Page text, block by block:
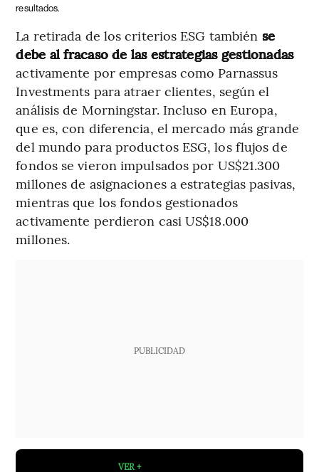
resultados.
La retirada de los criterios ESG también se
debe al fracaso de las estrategias gestionadas
activamente por empresas como Parnassus
Investments para atraer clientes, según el
análisis de Morningstar. Incluso en Europa,
que es, con diferencia, el mercado más grande
del mundo para productos ESG, los flujos de
fondos se vieron impulsados por US$21.300
millones de asignaciones a estrategias pasivas,
mientras que los fondos gestionados
activamente perdieron casi US$18.000
millones.
PUBLICIDAD
VER +